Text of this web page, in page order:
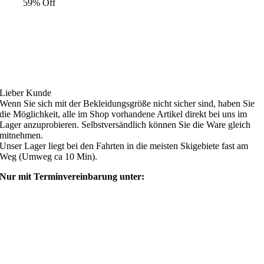
59% Off
Lieber Kunde
Wenn Sie sich mit der Bekleidungsgröße nicht sicher sind, haben Sie
die Möglichkeit, alle im Shop vorhandene Artikel direkt bei uns im
Lager anzuprobieren. Selbstversändlich können Sie die Ware gleich
mitnehmen.
Unser Lager liegt bei den Fahrten in die meisten Skigebiete fast am
Weg (Umweg ca 10 Min).
Nur mit Terminvereinbarung unter: